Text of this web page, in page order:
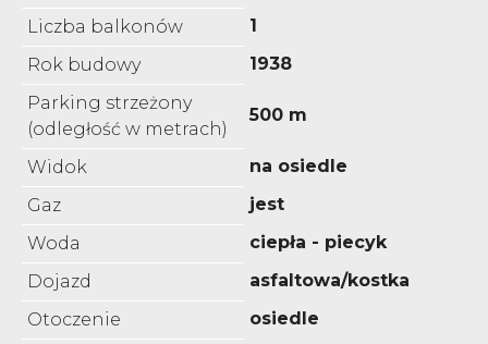
Liczba balkonów
1
Rok budowy
1938
Parking strzeżony
(odległość w metrach)
500 m
Widok
na osiedle
Gaz
jest
Woda
ciepła - piecyk
Dojazd
asfaltowa/kostka
Otoczenie
osiedle